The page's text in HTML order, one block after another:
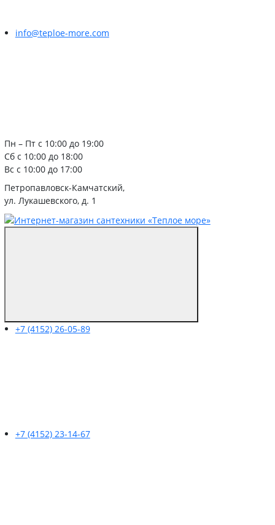
info@teploe-more.com
Пн – Пт с 10:00 до 19:00
Сб с 10:00 до 18:00
Вс с 10:00 до 17:00
Петропавловск-Камчатский,
ул. Лукашевского, д. 1
+7 (4152) 26-05-89
+7 (4152) 23-14-67